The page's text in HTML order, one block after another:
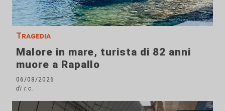
Tragedia
Malore in mare, turista di 82 anni
muore a Rapallo
06/08/2026
di r.c.